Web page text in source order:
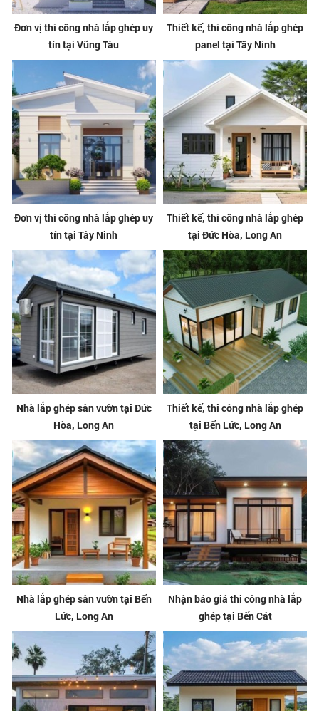
Đơn vị thi công nhà lắp ghép uy
tín tại Vũng Tàu
Thiết kế, thi công nhà lắp ghép
panel tại Tây Ninh
Đơn vị thi công nhà lắp ghép uy
tín tại Tây Ninh
Thiết kế, thi công nhà lắp ghép
tại Đức Hòa, Long An
Nhà lắp ghép sân vườn tại Đức
Hòa, Long An
Thiết kế, thi công nhà lắp ghép
tại Bến Lức, Long An
Nhà lắp ghép sân vườn tại Bến
Lức, Long An
Nhận báo giá thi công nhà lắp
ghép tại Bến Cát